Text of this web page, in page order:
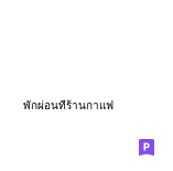
พักผ่อนที่ร้านกาแฟ